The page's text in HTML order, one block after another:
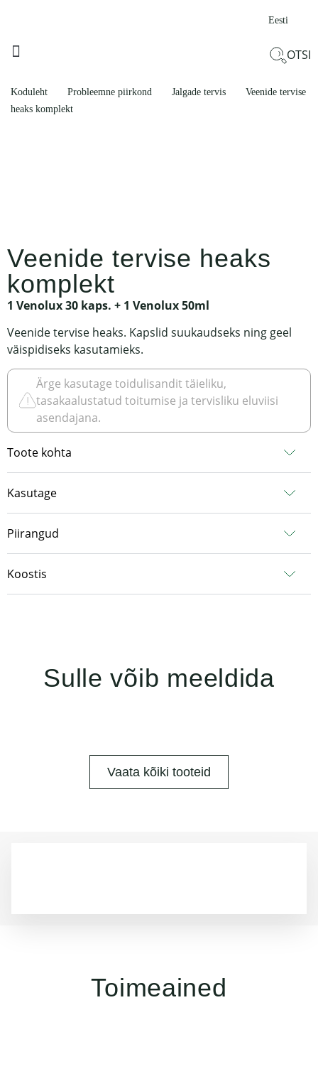
Eesti
OTSI
Koduleht Probleemne piirkond Jalgade tervis
Veenide tervise
heaks komplekt
Veenide tervise heaks
komplekt
1 Venolux 30 kaps. + 1 Venolux 50ml
Veenide tervise heaks. Kapslid suukaudseks ning geel
väispidiseks kasutamieks.
Ärge kasutage toidulisandit täieliku,
tasakaalustatud toitumise ja tervisliku eluviisi
asendajana.
Toote kohta
Kasutage
Piirangud
Koostis
Sulle võib meeldida
Vaata kõiki tooteid
Toimeained